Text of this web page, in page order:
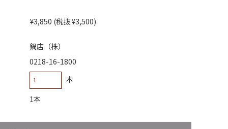
¥3,850 (税抜 ¥3,500)
鍋店（株）
0218-16-1800
本
1本